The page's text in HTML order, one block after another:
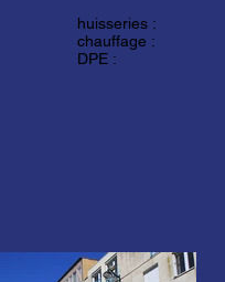
huisseries :
chauffage :
DPE :